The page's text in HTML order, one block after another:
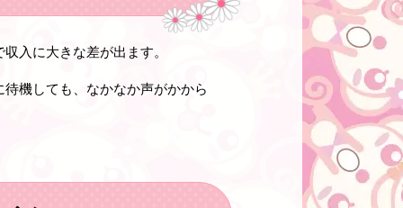
入に大きな差が出ます。
機しても、なかなか声がかから